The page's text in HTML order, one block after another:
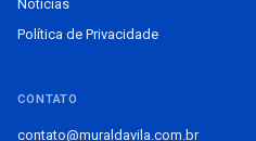
Notícias
Política de Privacidade
CONTATO
contato@muraldavila.com.br